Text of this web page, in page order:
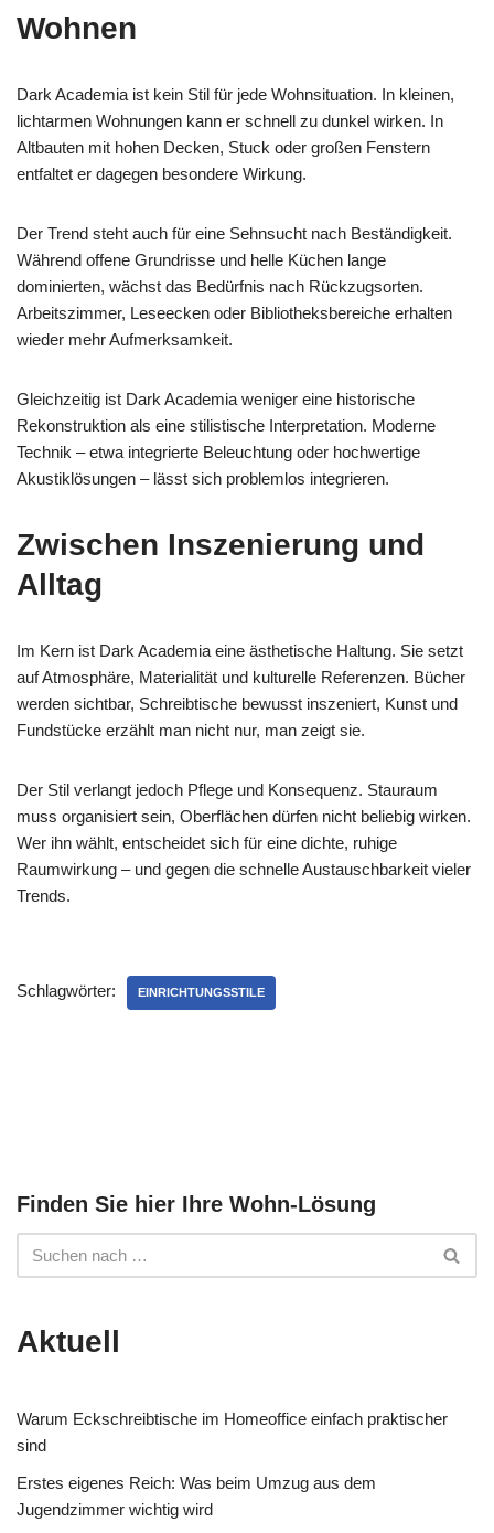
Wohnen
Dark Academia ist kein Stil für jede Wohnsituation. In kleinen,
lichtarmen Wohnungen kann er schnell zu dunkel wirken. In
Altbauten mit hohen Decken, Stuck oder großen Fenstern
entfaltet er dagegen besondere Wirkung.
Der Trend steht auch für eine Sehnsucht nach Beständigkeit.
Während offene Grundrisse und helle Küchen lange
dominierten, wächst das Bedürfnis nach Rückzugsorten.
Arbeitszimmer, Leseecken oder Bibliotheksbereiche erhalten
wieder mehr Aufmerksamkeit.
Gleichzeitig ist Dark Academia weniger eine historische
Rekonstruktion als eine stilistische Interpretation. Moderne
Technik – etwa integrierte Beleuchtung oder hochwertige
Akustiklösungen – lässt sich problemlos integrieren.
Zwischen Inszenierung und
Alltag
Im Kern ist Dark Academia eine ästhetische Haltung. Sie setzt
auf Atmosphäre, Materialität und kulturelle Referenzen. Bücher
werden sichtbar, Schreibtische bewusst inszeniert, Kunst und
Fundstücke erzählt man nicht nur, man zeigt sie.
Der Stil verlangt jedoch Pflege und Konsequenz. Stauraum
muss organisiert sein, Oberflächen dürfen nicht beliebig wirken.
Wer ihn wählt, entscheidet sich für eine dichte, ruhige
Raumwirkung – und gegen die schnelle Austauschbarkeit vieler
Trends.
Schlagwörter: EINRICHTUNGSSTILE
Finden Sie hier Ihre Wohn-Lösung
Aktuell
Warum Eckschreibtische im Homeoffice einfach praktischer
sind
Erstes eigenes Reich: Was beim Umzug aus dem
Jugendzimmer wichtig wird